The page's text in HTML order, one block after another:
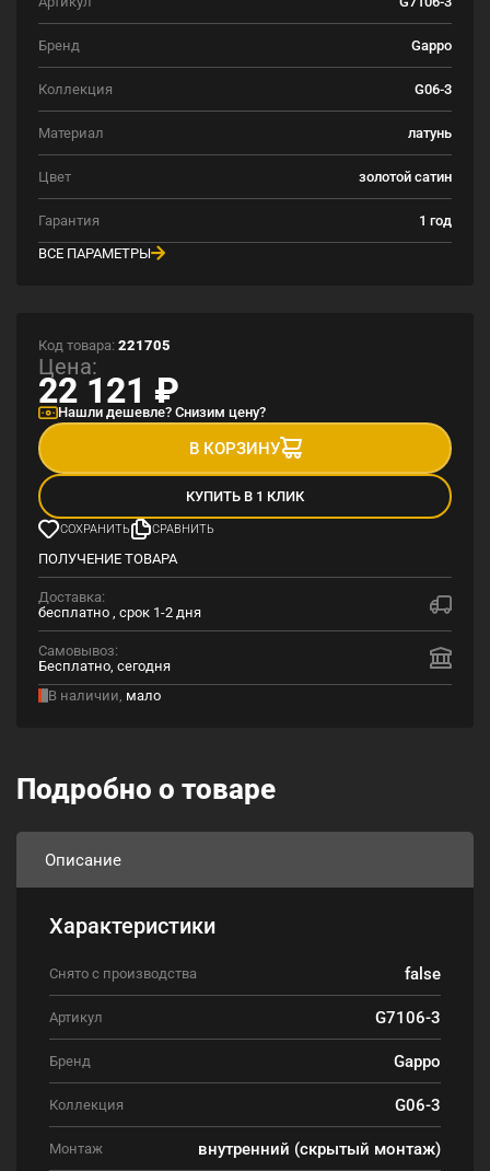
Бренд Gappo
Коллекция G06-3
Материал латунь
Цвет золотой сатин
Гарантия
1 год
ВСЕ ПАРАМЕТРЫ
Код товара: 221705
Цена:
22 121 ₽
Нашли дешевле? Снизим цену?
В КОРЗИНУ
КУПИТЬ В 1 КЛИК
СОХРАНИТЬ СРАВНИТЬ
ПОЛУЧЕНИЕ ТОВАРА
Доставка:
бесплатно , срок 1-2 дня
Самовывоз:
Бесплатно, сегодня
В наличии, мало
Подробно о товаре
Описание
Характеристики
Снято с производства false
Артикул G7106-3
Бренд Gappo
Коллекция G06-3
Монтаж внутренний (скрытый монтаж)